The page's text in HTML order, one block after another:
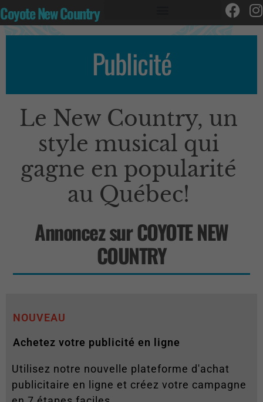
Coyote New Country
Publicité
Le New Country, un
style musical qui
gagne en popularité
au Québec!
Annoncez sur COYOTE NEW
COUNTRY
NOUVEAU
Achetez votre publicité en ligne
Utilisez notre nouvelle plateforme d'achat
publicitaire en ligne et créez votre campagne